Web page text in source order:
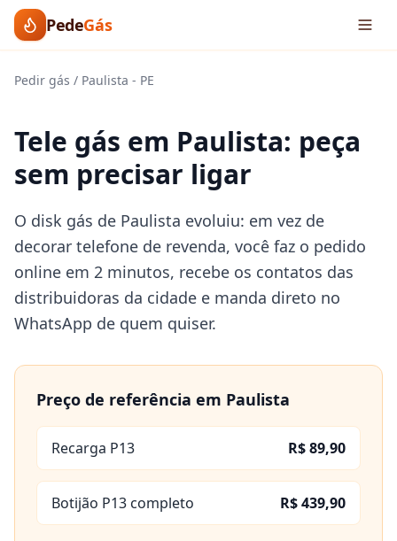
PedeGás
Pedir gás / Paulista - PE
Tele gás em Paulista: peça
sem precisar ligar
O disk gás de Paulista evoluiu: em vez de
decorar telefone de revenda, você faz o pedido
online em 2 minutos, recebe os contatos das
distribuidoras da cidade e manda direto no
WhatsApp de quem quiser.
Preço de referência em Paulista
Recarga P13 R$ 89,90
Botijão P13 completo R$ 439,90